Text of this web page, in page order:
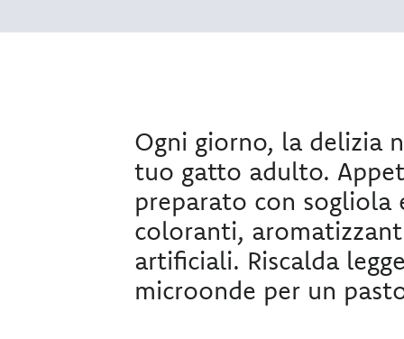
Ogni giorno, la delizia
tuo gatto adulto.
preparato con sogliola
coloranti,
artificiali. Riscalda
microonde per un